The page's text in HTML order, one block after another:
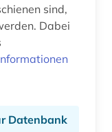
sind,
Dabei
Datenbank